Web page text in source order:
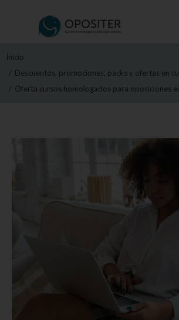
Estás aquí:
Inicio
Descuentos, promociones, packs y ofertas en
Oferta cursos homologados para oposiciones